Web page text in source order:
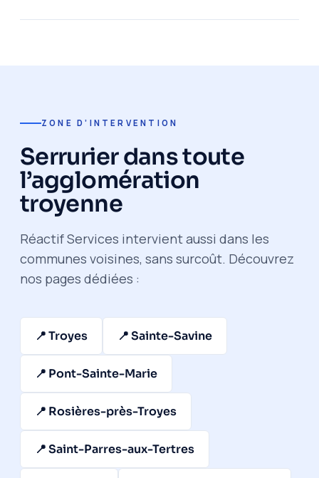
ZONE D’INTERVENTION
Serrurier dans toute
l’agglomération
troyenne
Réactif Services intervient aussi dans les
communes voisines, sans surcoût. Découvrez
nos pages dédiées :
📍 Troyes 📍 Sainte-Savine
📍 Pont-Sainte-Marie
📍 Rosières-près-Troyes
📍 Saint-Parres-aux-Tertres